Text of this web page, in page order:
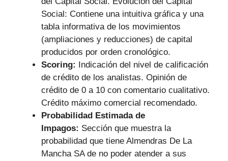
Social: Contiene una intuitiva gráfica y una
tabla informativa de los movimientos
(ampliaciones y reducciones) de capital
producidos por orden cronológico.
Scoring: Indicación del nivel de calificación
de crédito de los analistas. Opinión de
crédito de 0 a 10 con comentario cualitativo.
Crédito máximo comercial recomendado.
Probabilidad Estimada de
Impagos: Sección que muestra la
probabilidad que tiene Almendras De La
Mancha SA de no poder atender a sus